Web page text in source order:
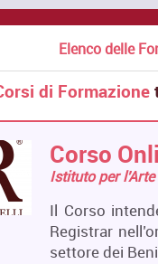
Elenco delle
di Formazione
Corso
Istituto per
Il Corso
Registrar
settore dei